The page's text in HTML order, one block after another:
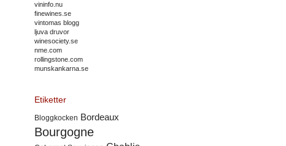
vininfo.nu
finewines.se
vintomas blogg
ljuva druvor
winesociety.se
nme.com
rollingstone.com
munskankarna.se
Etiketter
Bloggkocken Bordeaux
Bourgogne